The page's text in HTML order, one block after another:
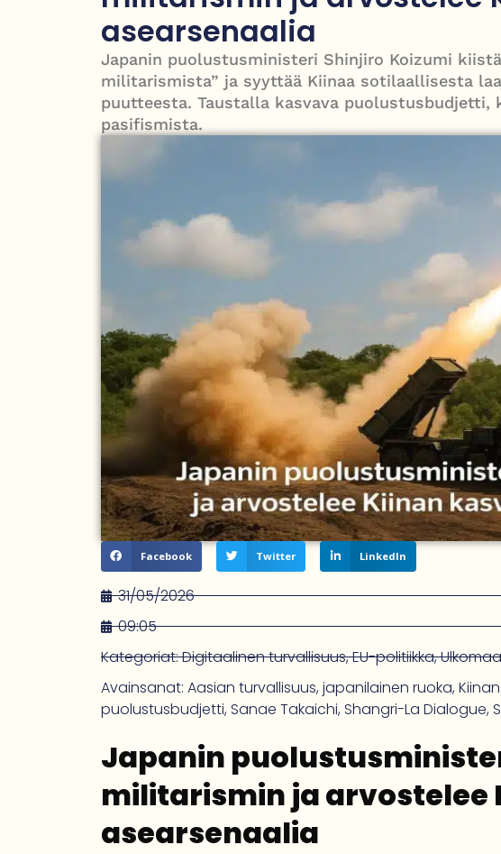
PT Vatanen antoi porttikiellon Juhana Tegelbergille – tiukka
asearsenaalia
Japanin puolustusministeri Shinjiro Koizumi
militarismista” ja syyttää Kiinaa sotilaallisesta
puutteesta. Taustalla kasvava
pasifismista.
Facebook Twitter LinkedIn
31/05/2026
09:05
Kategoriat:Digitaalinen turvallisuus,EU-politiikka,
Avainsanat: Aasian turvallisuus,japanilainen ruoka,
puolustusbudjetti,Sanae Takaichi,Shangri-La Dialogue,
Japanin
militarismin ja arvostelee
asearsenaalia